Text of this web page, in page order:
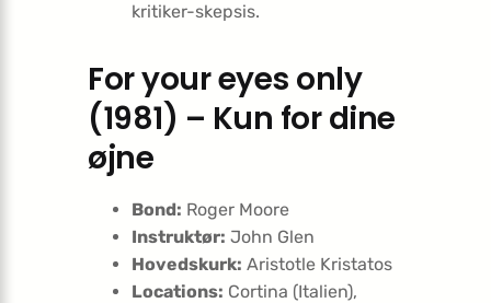
kritiker-skepsis.
For your eyes only
(1981) – Kun for dine
øjne
Bond: Roger Moore
Instruktør: John Glen
Hovedskurk: Aristotle Kristatos
Locations: Cortina (Italien),